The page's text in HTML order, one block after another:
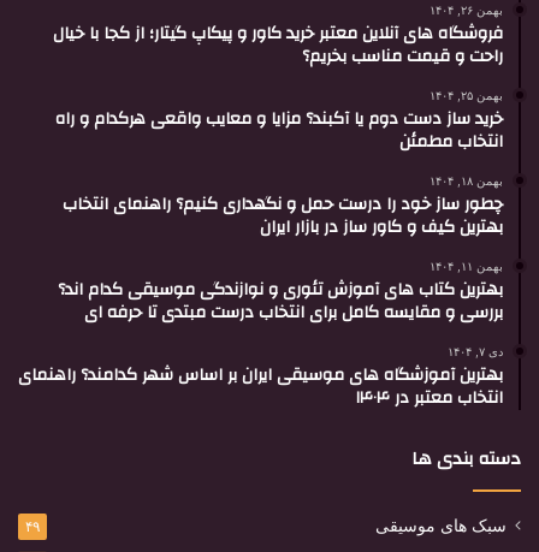
بهمن ۲۶, ۱۴۰۴
فروشگاه های آنلاین معتبر خرید کاور و پیکاپ گیتار؛ از کجا با خیال
راحت و قیمت مناسب بخریم؟
بهمن ۲۵, ۱۴۰۴
خرید ساز دست دوم یا آکبند؟ مزایا و معایب واقعی هرکدام و راه
انتخاب مطمئن
بهمن ۱۸, ۱۴۰۴
چطور ساز خود را درست حمل و نگهداری کنیم؟ راهنمای انتخاب
بهترین کیف و کاور ساز در بازار ایران
بهمن ۱۱, ۱۴۰۴
بهترین کتاب های آموزش تئوری و نوازندگی موسیقی کدام اند؟
بررسی و مقایسه کامل برای انتخاب درست مبتدی تا حرفه ای
دی ۷, ۱۴۰۴
بهترین آموزشگاه های موسیقی ایران بر اساس شهر کدامند؟ راهنمای
انتخاب معتبر در ۱۴۰۴
دسته بندی ها
سبک های موسیقی ۴۹